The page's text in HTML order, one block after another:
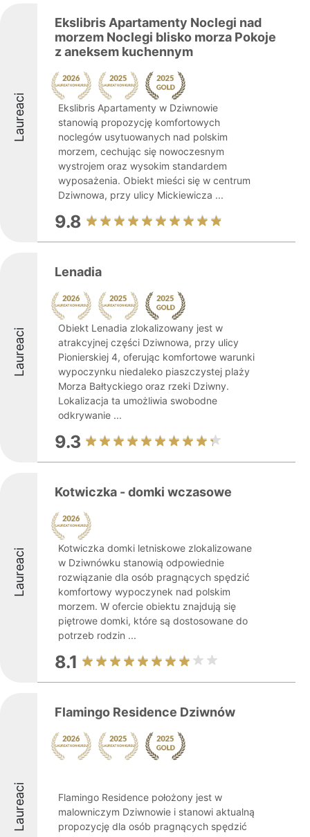
Laureaci
Ekslibris Apartamenty Noclegi nad
morzem Noclegi blisko morza Pokoje
z aneksem kuchennym
Ekslibris Apartamenty w Dziwnowie
stanowią propozycję komfortowych
noclegów usytuowanych nad polskim
morzem, cechując się nowoczesnym
wystrojem oraz wysokim standardem
wyposażenia. Obiekt mieści się w centrum
Dziwnowa, przy ulicy Mickiewicza ...
9.8
Laureaci
Lenadia
Obiekt Lenadia zlokalizowany jest w
atrakcyjnej części Dziwnowa, przy ulicy
Pionierskiej 4, oferując komfortowe warunki
wypoczynku niedaleko piaszczystej plaży
Morza Bałtyckiego oraz rzeki Dziwny.
Lokalizacja ta umożliwia swobodne
odkrywanie ...
9.3
Laureaci
Kotwiczka - domki wczasowe
Kotwiczka domki letniskowe zlokalizowane
w Dziwnówku stanowią odpowiednie
rozwiązanie dla osób pragnących spędzić
komfortowy wypoczynek nad polskim
morzem. W ofercie obiektu znajdują się
piętrowe domki, które są dostosowane do
potrzeb rodzin ...
8.1
Laureaci
Flamingo Residence Dziwnów
Flamingo Residence położony jest w
malowniczym Dziwnowie i stanowi aktualną
propozycję dla osób pragnących spędzić